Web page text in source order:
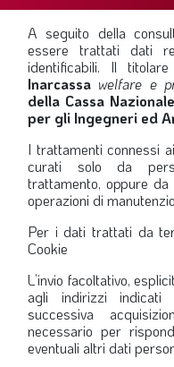
1-2/2025
SOMMARIO
EDITORIALE
PREVIDENZA
FOCUS
PROFESSIONE
TERZA PAGINA
LE FOTO DEL FIL
IN QUESTO
SCENARIO
SPAZIO APERTO
A seguito della
essere trattati dati
identificabili. Il
Inarcassa welfare e
della Cassa
per gli Ingegneri ed
I trattamenti connessi
curati solo da
trattamento, oppure da
operazioni di
Per i dati trattati da
Cookie
L’invio facoltativo,
agli indirizzi
successiva
necessario per
eventuali altri dati